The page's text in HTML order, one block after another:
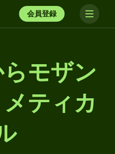
会員登録
モザン
ティカ